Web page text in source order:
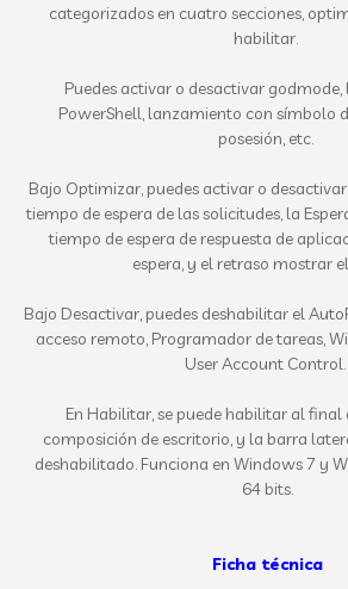
categorizados en cuatro secciones,
habilitar.
Puedes activar o desactivar
PowerShell, lanzamiento con símbolo
posesión, etc.
Bajo Optimizar, puedes activar o
tiempo de espera de las solicitudes, la
tiempo de espera de respuesta de
espera, y el retraso mostrar
Bajo Desactivar, puedes deshabilitar el
acceso remoto, Programador de tareas,
User Account Control.
En Habilitar, se puede habilitar al final
composición de escritorio, y la barra
deshabilitado. Funciona en Windows 7 y
64 bits.
Ficha técnica